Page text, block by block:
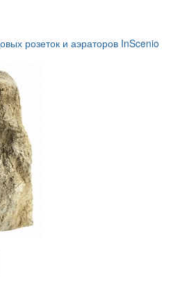
розеток и аэраторов InScenio